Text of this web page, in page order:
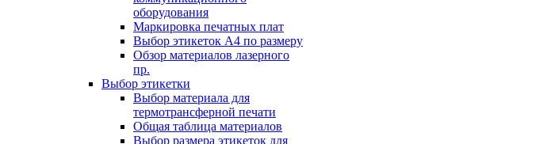
оборудования
Маркировка печатных плат
Выбор этикеток А4 по размеру
Обзор материалов лазерного
пр.
Выбор этикетки
Выбор материала для
термотрансферной печати
Общая таблица материалов
Выбор размера этикеток для